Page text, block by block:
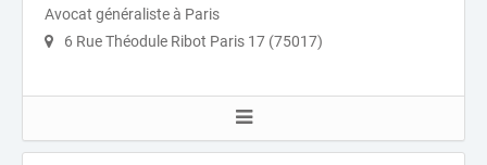
Avocat généraliste à Paris
6 Rue Théodule Ribot Paris 17 (75017)